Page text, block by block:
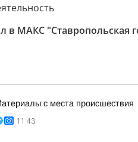
в МАКС "Ставропольская
с места происшествия
11:43